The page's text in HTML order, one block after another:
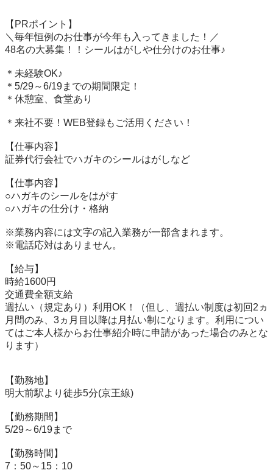
【PRポイント】
＼毎年恒例のお仕事が今年も入ってきました！／
48名の大募集！！シールはがしや仕分けのお仕事♪
＊未経験OK♪
＊5/29～6/19までの期間限定！
＊休憩室、食堂あり
＊来社不要！WEB登録もご活用ください！
【仕事内容】
証券代行会社でハガキのシールはがしなど
【仕事内容】
○ハガキのシールをはがす
○ハガキの仕分け・格納
※業務内容には文字の記入業務が一部含まれます。
※電話応対はありません。
【給与】
時給1600円
交通費全額支給
週払い（規定あり）利用OK！（但し、週払い制度は初回2ヵ
月間のみ、3ヵ月目以降は月払い制になります。利用につい
てはご本人様からお仕事紹介時に申請があった場合のみとな
ります）
【勤務地】
明大前駅より徒歩5分(京王線)
【勤務期間】
5/29～6/19まで
【勤務時間】
7：50～15：10